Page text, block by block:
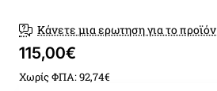
Κάνετε μια ερωτηση για το προϊόν
115,00€
Χωρίς ΦΠΑ: 92,74€